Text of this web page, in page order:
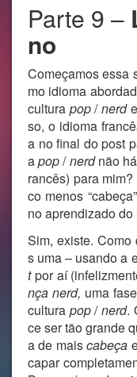
Parte 9 –
no
Começamos essa
mo idioma
cultura pop/nerd
so, o idioma
a no final do post
apop/nerdnão
rancês) para
co menos “cabeça”
no aprendizado do
Sim, existe. Como
s uma – usando a
tpor aí
nça nerd, uma
cultura pop/nerd.
ce ser tão grande
a de maiscabeça
capar